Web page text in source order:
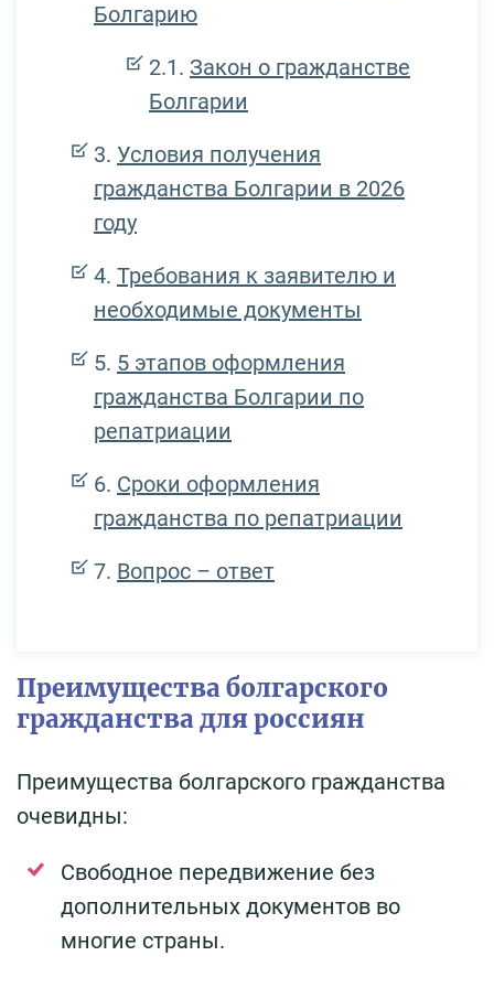
Болгарию
Закон о гражданстве
Болгарии
Условия получения
гражданства Болгарии в 2026
году
Требования к заявителю и
необходимые документы
5 этапов оформления
гражданства Болгарии по
репатриации
Сроки оформления
гражданства по репатриации
Вопрос – ответ
Преимущества болгарского
гражданства для россиян
Преимущества болгарского гражданства
очевидны:
Свободное передвижение без
дополнительных документов во
многие страны.